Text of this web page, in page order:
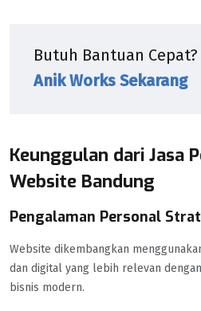
Butuh Bantuan
Anik Works Sekarang
Keunggulan dari Jasa
Website Bandung
Pengalaman Personal
Website dikembangkan
dan digital yang lebih relevan
bisnis modern.